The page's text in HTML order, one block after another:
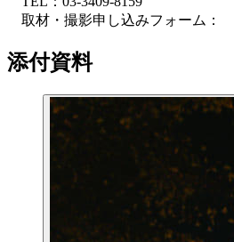
取材・撮影申し込みフォーム：
添付資料